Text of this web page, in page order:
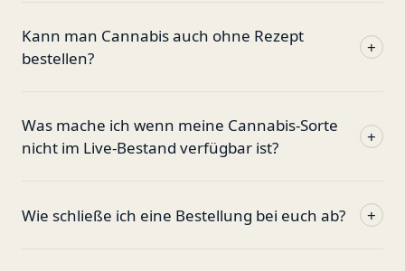
Kann man Cannabis auch ohne Rezept
bestellen?
+
Was mache ich wenn meine Cannabis-Sorte
nicht im Live-Bestand verfügbar ist?
+
Wie schließe ich eine Bestellung bei euch ab? +